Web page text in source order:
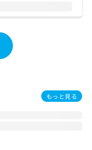
もっと見る